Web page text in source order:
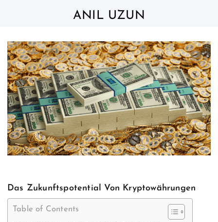
ANIL UZUN
Das Zukunftspotential Von Kryptowährungen
Table of Contents